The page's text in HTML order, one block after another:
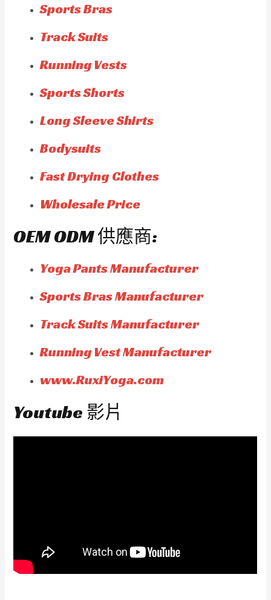
Sports Bras
Track Suits
Running Vests
Sports Shorts
Long Sleeve Shirts
Bodysuits
Fast Drying Clothes
Wholesale Price
OEM ODM 供應商:
Yoga Pants Manufacturer
Sports Bras Manufacturer
Track Suits Manufacturer
Running Vest Manufacturer
www.RuxiYoga.com
Youtube 影片